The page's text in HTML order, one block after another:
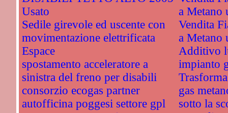
Usato
Sedile girevole ed uscente con
movimentazione elettrificata
Espace
spostamento acceleratore a
sinistra del freno per disabili
consorzio ecogas partner
autofficina poggesi settore gpl
a Metano
Vendita
a Metano
Additivo
impianto
gas
sotto la